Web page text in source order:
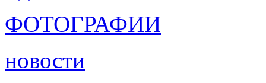
ФОТОГРАФИИ
новости